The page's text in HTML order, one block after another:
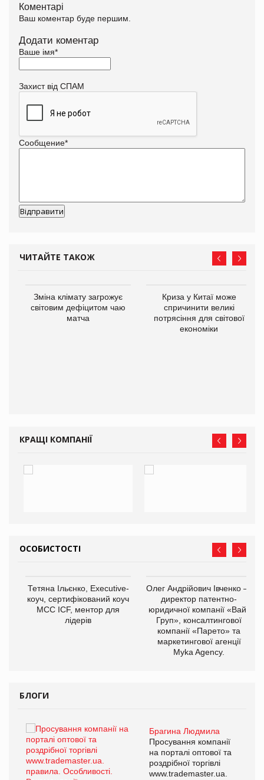
Коментарі
Ваш коментар буде першим.
Додати коментар
Ваше імя*
Захист від СПАМ
Сообщение*
ЧИТАЙТЕ ТАКОЖ
Зміна клімату загрожує
світовим дефіцитом чаю
матча
Криза у Китаї може
спричинити великі
потрясіння для світової
економіки
КРАЩІ КОМПАНІЇ
ОСОБИСТОСТІ
Тетяна Ільєнко, Executive-
коуч, сертифікований коуч
МСС ICF, ментор для
лідерів
Олег Андрійович Івченко —
директор патентно-
юридичної компанії «Вайз
Груп», консалтингової
компанії «Парето» та
маркетингової агенції
Myka Agency.
БЛОГИ
Брагина Людмила
Просування компанії
на порталі оптової та
роздрібної торгівлі
www.trademaster.ua.